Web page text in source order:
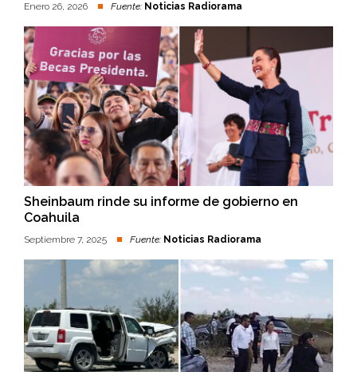
Enero 26, 2026 Fuente: Noticias Radiorama
Sheinbaum rinde su informe de gobierno en
Coahuila
Septiembre 7, 2025 Fuente: Noticias Radiorama